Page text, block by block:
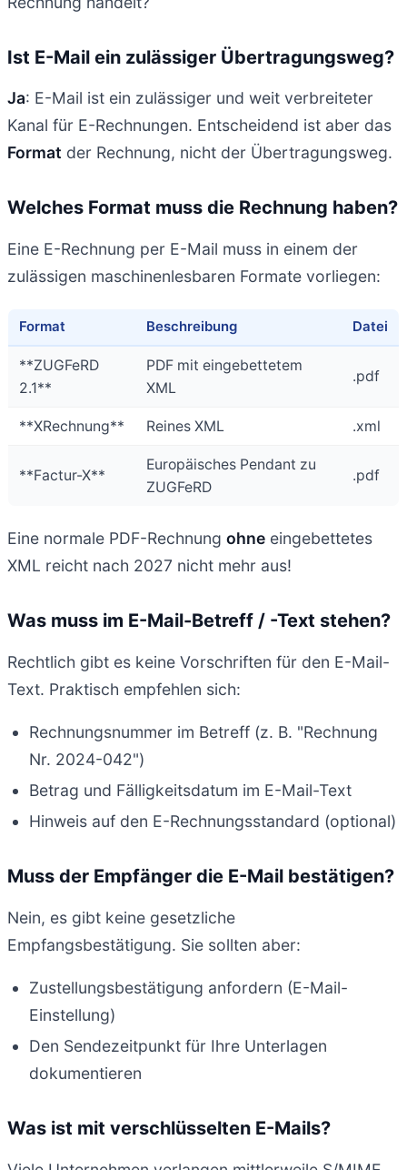
Ist E-Mail ein zulässiger Übertragungsweg?
Ja: E-Mail ist ein zulässiger und weit verbreiteter
Kanal für E-Rechnungen. Entscheidend ist aber das
Format der Rechnung, nicht der Übertragungsweg.
Welches Format muss die Rechnung haben?
Eine E-Rechnung per E-Mail muss in einem der
zulässigen maschinenlesbaren Formate vorliegen:
Format Beschreibung Datei
**ZUGFeRD
2.1**
PDF mit eingebettetem
XML
.pdf
**XRechnung** Reines XML .xml
**Factur-X**
Europäisches Pendant zu
ZUGFeRD
.pdf
Eine normale PDF-Rechnung ohne eingebettetes
XML reicht nach 2027 nicht mehr aus!
Was muss im E-Mail-Betreff / -Text stehen?
Rechtlich gibt es keine Vorschriften für den E-Mail-
Text. Praktisch empfehlen sich:
Rechnungsnummer im Betreff (z. B. "Rechnung
Nr. 2024-042")
Betrag und Fälligkeitsdatum im E-Mail-Text
Hinweis auf den E-Rechnungsstandard (optional)
Muss der Empfänger die E-Mail bestätigen?
Nein, es gibt keine gesetzliche
Empfangsbestätigung. Sie sollten aber:
Zustellungsbestätigung anfordern (E-Mail-
Einstellung)
Den Sendezeitpunkt für Ihre Unterlagen
dokumentieren
Was ist mit verschlüsselten E-Mails?